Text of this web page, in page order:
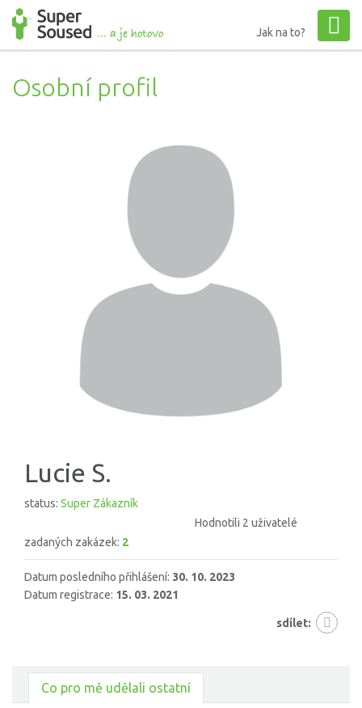
Jak na to?
Osobní profil
Lucie S.
status: Super Zákazník
Hodnotili 2 uživatelé
zadaných zakázek: 2
Datum posledního přihlášení: 30. 10. 2023
Datum registrace: 15. 03. 2021
sdílet:
Co pro mě udělali ostatní